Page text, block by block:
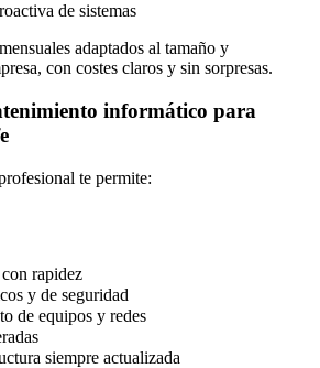
de sistemas
adaptados al tamaño y
con costes claros y sin sorpresas.
informático para
te permite:
rapidez
y de seguridad
de equipos y redes
siempre actualizada